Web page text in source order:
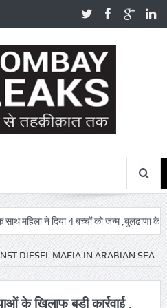
महिला ने दिया 4 बच्चों को जन्म ,बुलढाणा के
DIESEL MAFIA IN ARABIAN SEA
के खिलाफ बड़ी कार्रवाई ,